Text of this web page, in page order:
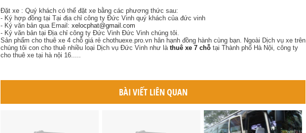
Đặt xe : Quý khách có thể đặt xe bằng các phương thức sau:
- Ký hợp đồng tại Tại địa chỉ công ty Đức Vinh quý khách của đức vinh
- Ký văn bản qua Email: xelocphat@gmail.com
- Ký văn bản tại Địa chỉ công ty Đức Vinh Đức Vinh chúng tôi.
Sản phẩm cho thuê xe 4 chỗ giá rẻ chothuexe.pro.vn hân hạnh đồng hành cùng bạn. Ngoài Dịch vụ xe trên
chúng tôi con cho thuê nhiều loại Dịch vụ Đức Vinh như là thuê xe 7 chỗ tại Thành phố Hà Nội, công ty
cho thuê xe tại hà nội 16.....
BÀI VIẾT LIÊN QUAN